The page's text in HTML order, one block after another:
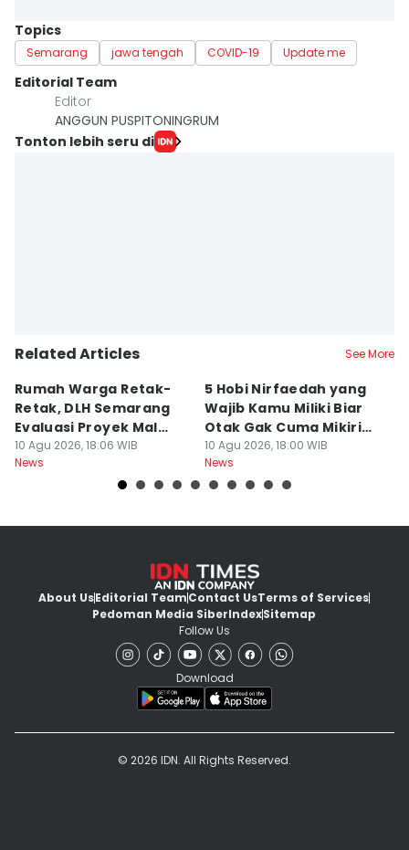
Topics
Semarang jawa tengah COVID-19 Update me
Editorial Team
Editor
ANGGUN PUSPITONINGRUM
Tonton lebih seru di
Related Articles See More
Rumah Warga Retak-
Retak, DLH Semarang
Evaluasi Proyek Mal
Pakuwon
10 Agu 2026, 18:06 WIB
News
5 Hobi Nirfaedah yang
Wajib Kamu Miliki Biar
Otak Gak Cuma Mikirin
Cara Dapet Duit Terus
10 Agu 2026, 18:00 WIB
News
About UsEditorial TeamContact UsTerms of Services
Pedoman Media SiberIndexSitemap
Follow Us
Download
© 2026 IDN. All Rights Reserved.